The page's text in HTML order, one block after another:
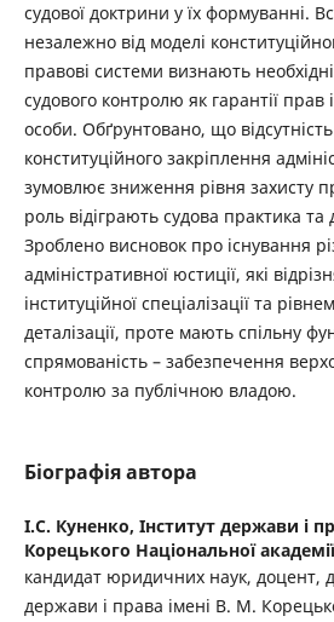
судової доктрини у їх формуванні.
незалежно від моделі
правові системи визнають
судового контролю як гарантії прав
особи. Обґрунтовано, що
конституційного закріплення
зумовлює зниження рівня захисту
роль відіграють судова практика та
Зроблено висновок про існування
адміністративної юстиції, які
інституційної спеціалізації та
деталізації, проте мають спільну
спрямованість – забезпечення
контролю за публічною владою.
Біографія автора
І.С. Куненко, Інститут держави і
Корецького Національної
кандидат юридичних наук, доцент,
держави і права імені В. М.